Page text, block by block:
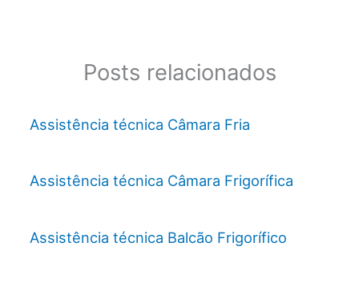
Posts relacionados
Assistência técnica Câmara Fria
Assistência técnica Câmara Frigorífica
Assistência técnica Balcão Frigorífico